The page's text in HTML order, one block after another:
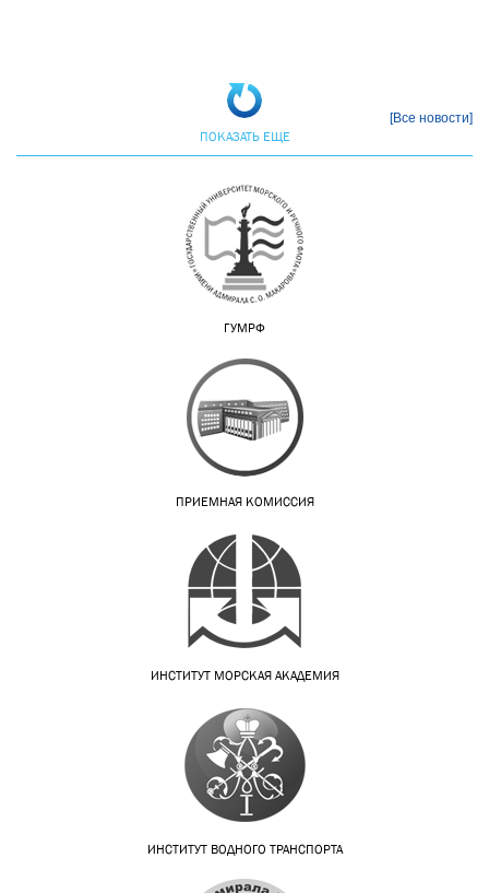
ПОКАЗАТЬ ЕЩЕ
[Все новости]
ГУМРФ
ПРИЕМНАЯ КОМИССИЯ
ИНСТИТУТ МОРСКАЯ АКАДЕМИЯ
ИНСТИТУТ ВОДНОГО ТРАНСПОРТА